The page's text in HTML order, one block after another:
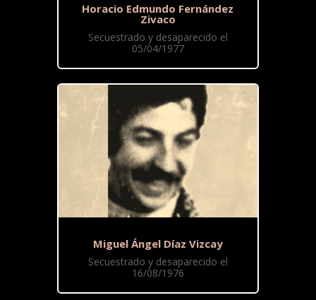
Horacio Edmundo Fernández
Zivaco
Secuestrado y desaparecido el
05/04/1977
Miguel Ángel Díaz Vizcay
Secuestrado y desaparecido el
16/08/1976